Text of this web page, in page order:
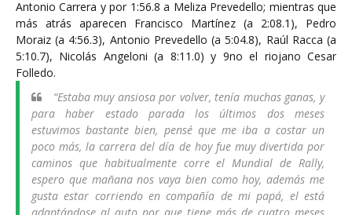
Antonio Carrera y por 1:56.8 a Meliza Prevedello; mientras que
más atrás aparecen Francisco Martínez (a 2:08.1), Pedro
Moraiz (a 4:56.3), Antonio Prevedello (a 5:04.8), Raúl Racca (a
5:10.7), Nicolás Angeloni (a 8:11.0) y 9no el riojano Cesar
Folledo.
“Estaba muy ansiosa por volver, tenía muchas ganas, y
para haber estado parada los últimos dos meses
estuvimos bastante bien, pensé que me iba a costar un
poco más, la carrera del día de hoy fue muy divertida por
caminos que habitualmente corre el Mundial de Rally,
espero que mañana nos vaya bien como hoy, además me
gusta estar corriendo en compañía de mi papá, el está